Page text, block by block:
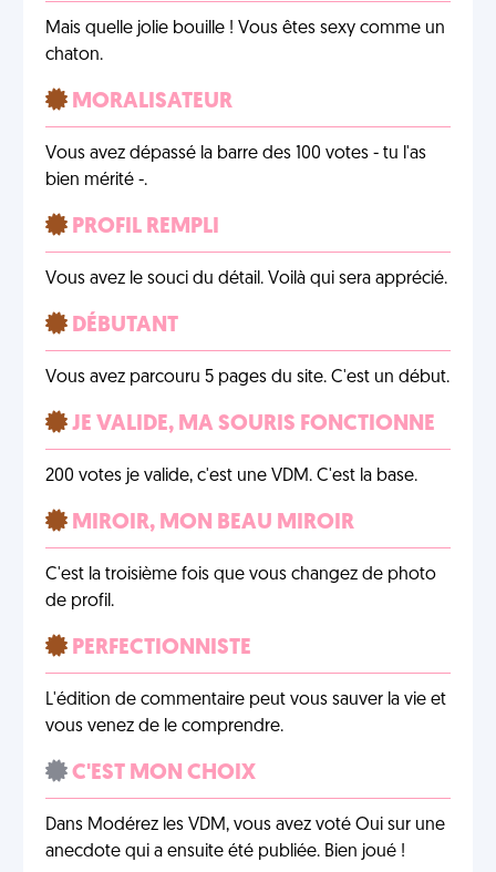
Mais quelle jolie bouille ! Vous êtes sexy comme un
chaton.
MORALISATEUR
Vous avez dépassé la barre des 100 votes - tu l'as
bien mérité -.
PROFIL REMPLI
Vous avez le souci du détail. Voilà qui sera apprécié.
DÉBUTANT
Vous avez parcouru 5 pages du site. C'est un début.
JE VALIDE, MA SOURIS FONCTIONNE
200 votes je valide, c'est une VDM. C'est la base.
MIROIR, MON BEAU MIROIR
C'est la troisième fois que vous changez de photo
de profil.
PERFECTIONNISTE
L'édition de commentaire peut vous sauver la vie et
vous venez de le comprendre.
C'EST MON CHOIX
Dans Modérez les VDM, vous avez voté Oui sur une
anecdote qui a ensuite été publiée. Bien joué !